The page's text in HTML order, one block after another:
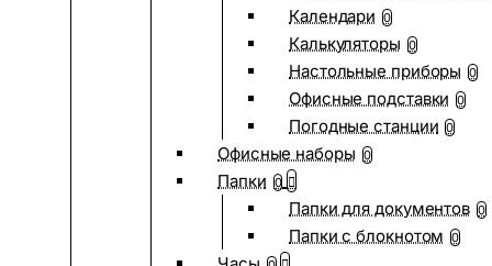
Календари 0
Калькуляторы 0
Настольные приборы 0
Офисные подставки 0
Погодные станции 0
Офисные наборы 0
Папки 0
Папки для документов 0
Папки с блокнотом 0